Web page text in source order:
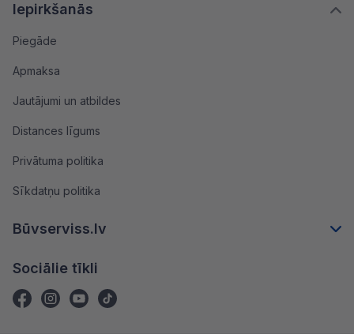
Iepirkšanās
Piegāde
Apmaksa
Jautājumi un atbildes
Distances līgums
Privātuma politika
Sīkdatņu politika
Būvserviss.lv
Sociālie tīkli